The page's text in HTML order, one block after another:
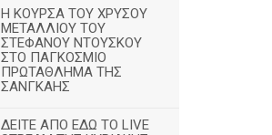
Η ΚΟΥΡΣΑ ΤΟΥ ΧΡΥΣΟΥ
ΜΕΤΑΛΛΙΟΥ ΤΟΥ
ΣΤΕΦΑΝΟΥ ΝΤΟΥΣΚΟΥ
ΣΤΟ ΠΑΓΚΟΣΜΙΟ
ΠΡΩΤΑΘΛΗΜΑ ΤΗΣ
ΣΑΝΓΚΑΗΣ
ΔΕΙΤΕ ΑΠΟ ΕΔΩ ΤΟ LIVE